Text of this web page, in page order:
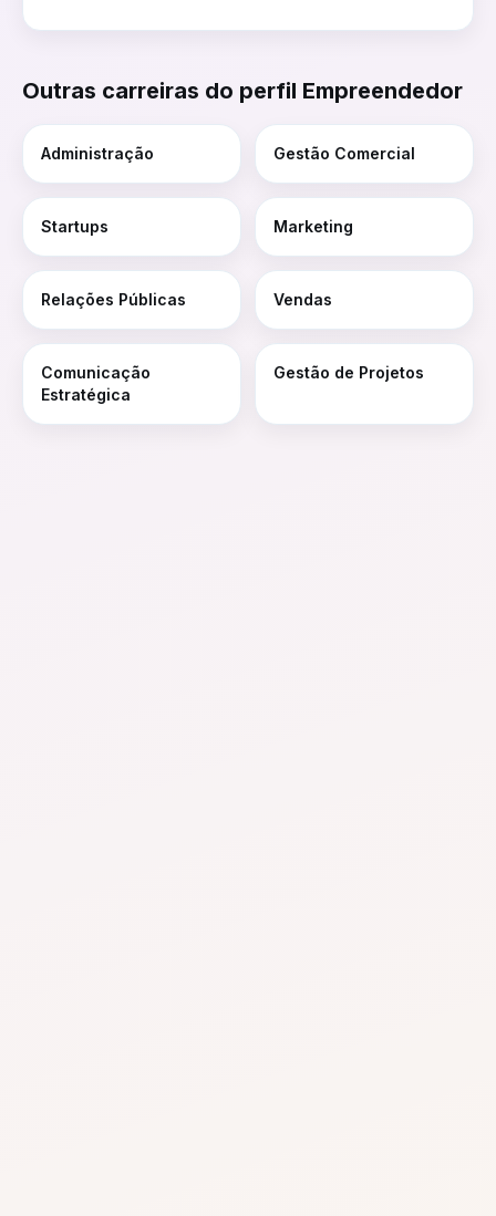
Outras carreiras do perfil Empreendedor
Administração Gestão Comercial
Startups Marketing
Relações Públicas Vendas
Comunicação
Estratégica
Gestão de Projetos